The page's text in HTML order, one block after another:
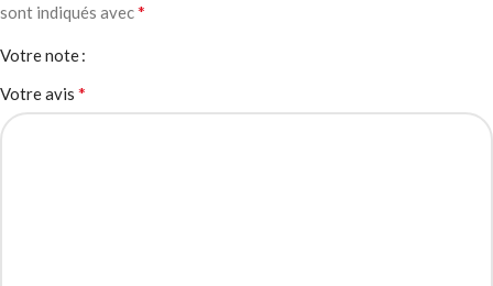
sont indiqués avec*
Votre note
Votre avis *